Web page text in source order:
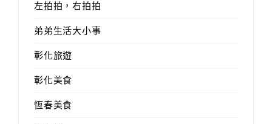
左拍拍，右拍拍
弟弟生活大小事
彰化旅遊
彰化美食
恆春美食